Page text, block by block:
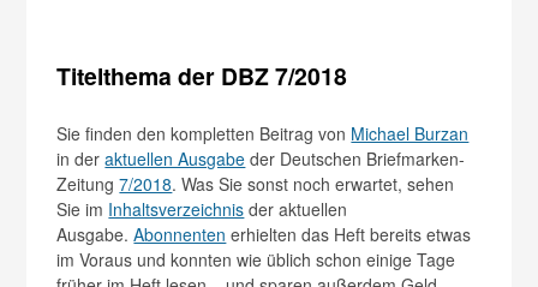
Titelthema der DBZ 7/2018
Sie finden den kompletten Beitrag von Michael Burzan
in deraktuellen Ausgabe der Deutschen Briefmarken-
Zeitung7/2018. Was Sie sonst noch erwartet, sehen
Sie im Inhaltsverzeichnis der aktuellen
Ausgabe.Abonnenten erhielten das Heft bereits etwas
im Voraus und konnten wie üblich schon einige Tage